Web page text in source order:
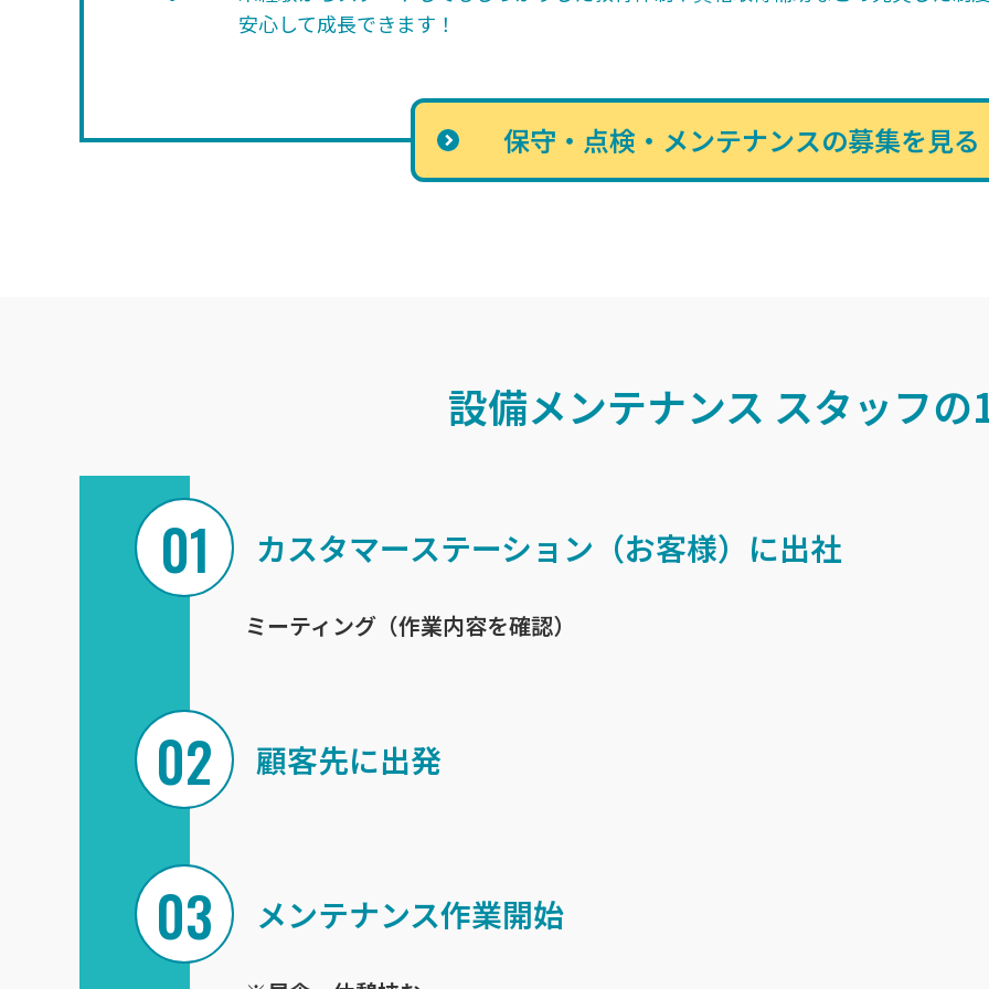
安心して成長できます！
保守・点検・メンテナンスの募集を見る
設備メンテナンス スタッフの
カスタマーステーション（お客様） に出社
ミーティング（作業内容を確認）
顧客先に出発
メンテナンス作業開始